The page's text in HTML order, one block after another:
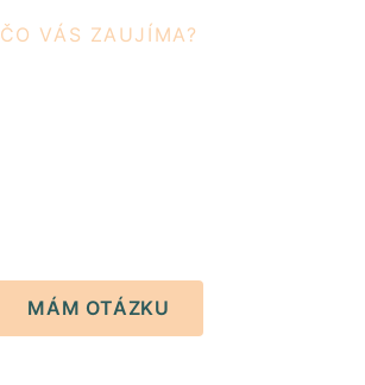
ČO VÁS ZAUJÍMA?
MÁM OTÁZKU